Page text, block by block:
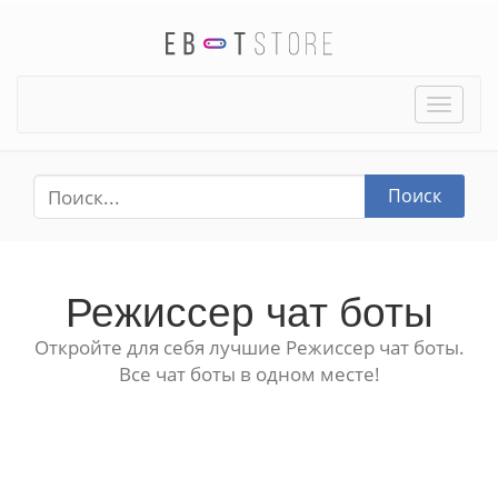
Toggle
Поиск
Режиссер чат боты
Откройте для себя лучшие Режиссер чат боты.
Все чат боты в одном месте!